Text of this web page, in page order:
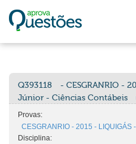
Q393118
- CESGRANRIO -
Júnior - Ciências Contábeis
Provas:
CESGRANRIO - 2015 -
Disciplina: